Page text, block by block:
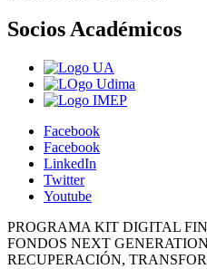
Socios Académicos
Facebook
Facebook
LinkedIn
Twitter
Youtube
PROGRAMA KIT DIGITAL
FONDOS NEXT
RECUPERACIÓN,